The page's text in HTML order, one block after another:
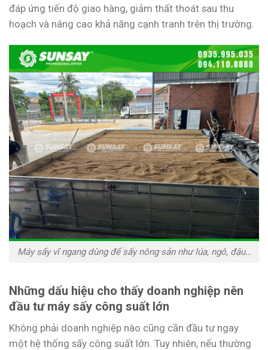
đáp ứng tiến độ giao hàng, giảm thất thoát sau thu
hoạch và nâng cao khả năng cạnh tranh trên thị trường.
Máy sấy vĩ ngang dùng để sấy nông sản như lúa, ngô, đậu…
Những dấu hiệu cho thấy doanh nghiệp nên
đầu tư máy sấy công suất lớn
Không phải doanh nghiệp nào cũng cần đầu tư ngay
một hệ thống sấy công suất lớn. Tuy nhiên, nếu thường